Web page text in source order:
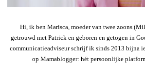
Hi, ik ben Marisca, moeder van twee zoons
getrouwd met Patrick en geboren en getogen in
communicatieadviseur schrijf ik sinds 2013 bijna
op Mamablogger: hét persoonlijke